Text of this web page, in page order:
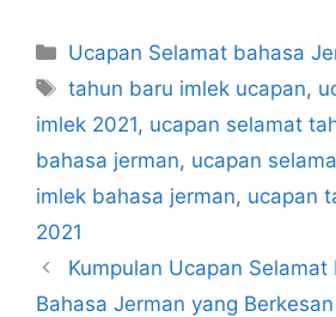
Categories
Ucapan Selamat bahasa
Tags
tahun baru imlek ucapan,
imlek 2021, ucapan selamat
bahasa jerman, ucapan
imlek bahasa jerman, ucapan
2021
Kumpulan Ucapan Selamat
Bahasa Jerman yang Berkesan